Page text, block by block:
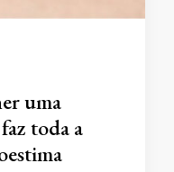
uma
toda a